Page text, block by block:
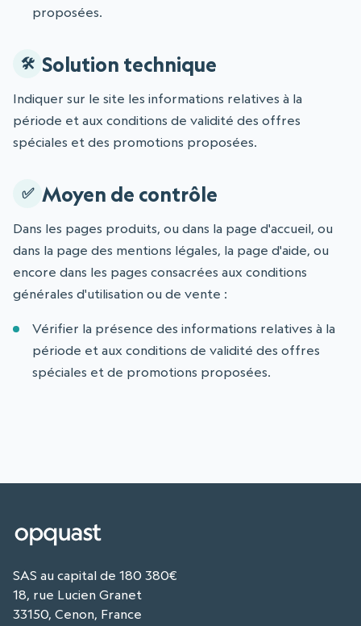
proposées.
Solution technique
Indiquer sur le site les informations relatives à la
période et aux conditions de validité des offres
spéciales et des promotions proposées.
Moyen de contrôle
Dans les pages produits, ou dans la page d'accueil, ou
dans la page des mentions légales, la page d'aide, ou
encore dans les pages consacrées aux conditions
générales d'utilisation ou de vente :
Vérifier la présence des informations relatives à la
période et aux conditions de validité des offres
spéciales et de promotions proposées.
SAS au capital de 180 380€
18, rue Lucien Granet
33150, Cenon, France